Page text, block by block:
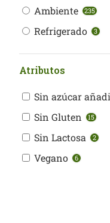
Biosabor
Biotta
Cal Valls
Ambiente 235
Refrigerado 3
Atributos
Sin azúcar
Sin Gluten 15
Sin Lactosa 2
Vegano 6